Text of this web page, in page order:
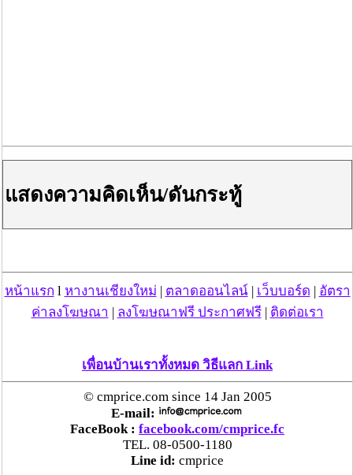
แสดงความคิดเห็น/ดันกระทู้
หน้าแรก l หางานเชียงใหม่ | ตลาดออนไลน์| เว็บบอร์ด | อัตรา
ค่าลงโฆษณา | ลงโฆษณาฟรี ประกาศฟรี| ติดต่อเรา
เพื่อนบ้านเราทั้งหมด วิธีแลก Link
© cmprice.com since 14 Jan 2005
E-mail:
FaceBook : facebook.com/cmprice.fc
TEL. 08-0500-1180
Line id: cmprice